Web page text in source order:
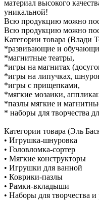
материал высокого
уникальной!
Всю продукцию можно
Всю продукцию можно
Категории товара (Влади
*развивающие и
*магнитные театры,
*игры на магнитах
*игры на липучках,
*игры с прищепками,
*мягкие мозаики,
*пазлы мягкие и
* наборы для творчества
Категории товара (Эль
• Игрушка-шнуровка
• Головломка-сортер
• Мягкие конструкторы
• Игрушки для ванной
• Коврики-пазлы
• Рамки-вкладыши
• Наборы для творчества и